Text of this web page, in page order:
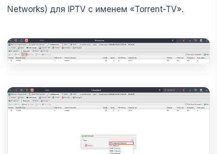
Networks) для IPTV с именем «Torrent-TV».